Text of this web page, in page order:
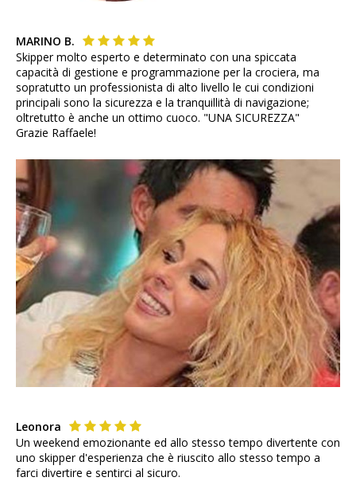
MARINO B.
Skipper molto esperto e determinato con una spiccata
capacità di gestione e programmazione per la crociera, ma
sopratutto un professionista di alto livello le cui condizioni
principali sono la sicurezza e la tranquillità di navigazione;
oltretutto è anche un ottimo cuoco. "UNA SICUREZZA"
Grazie Raffaele!
Leonora
Un weekend emozionante ed allo stesso tempo divertente con
uno skipper d'esperienza che è riuscito allo stesso tempo a
farci divertire e sentirci al sicuro.